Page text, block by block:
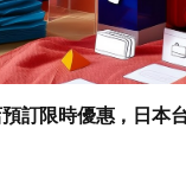
訂限時優惠，日本